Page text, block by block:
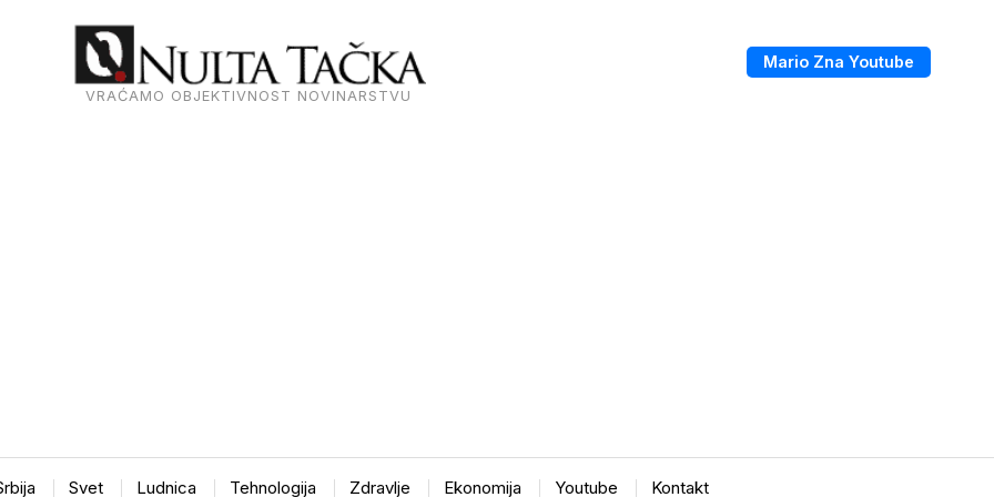
VRAĆAMO OBJEKTIVNOST NOVINARSTVU
Mario Zna Youtube
Svet Ludnica Tehnologija Zdravlje Ekonomija Youtube Kontakt